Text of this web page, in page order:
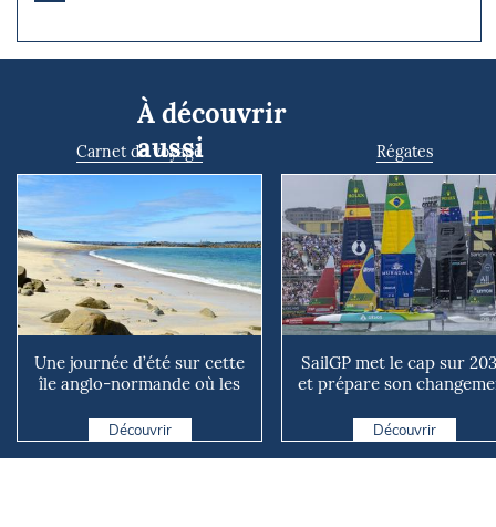
À découvrir
aussi
Carnet de voyage
Une journée d’été sur cette
île anglo-normande où les
Découvrir
Régates
SailGP met le cap sur
et prépare son
Découvrir